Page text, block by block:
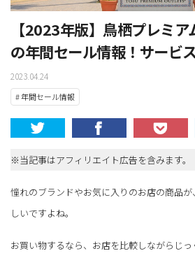
【2023年版】鳥栖プレミ
の年間セール情報！サービ
2023.04.24
# 年間セール情報
※当記事はアフィリエイト広告を含みます。
憧れのブランドやお気に入りのお店の商品
しいですよね。
お買い物するなら、お店を比較しながらじ